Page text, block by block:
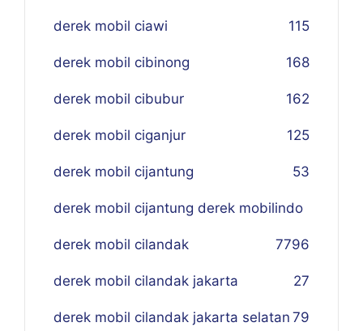
derek mobil ciawi 115
derek mobil cibinong 168
derek mobil cibubur 162
derek mobil ciganjur 125
derek mobil cijantung 53
derek mobil cijantung derek mobilindo
96
derek mobil cilandak 77
derek mobil cilandak jakarta 27
derek mobil cilandak jakarta selatan 79